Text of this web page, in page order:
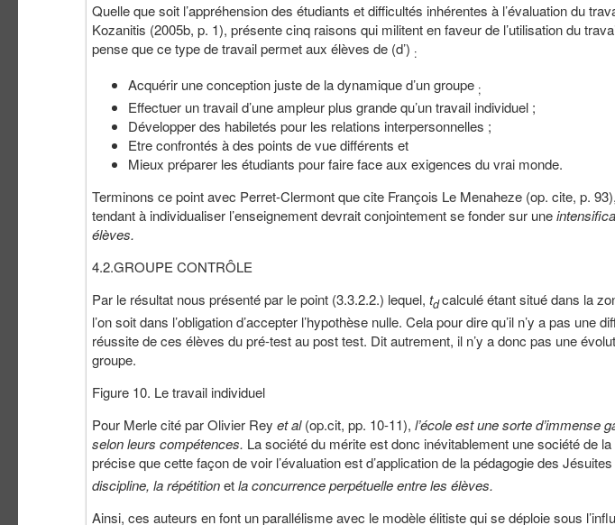
Quelle que soit l’appréhension des étudiants et difficultés inhérentes à l’évaluation du
Kozanitis (2005b, p. 1), présente cinq raisons qui militent en faveur de l’utilisation du
pense que ce type de travail permet aux élèves de (d’) :
Acquérir une conception juste de la dynamique d’un groupe ;
Effectuer un travail d’une ampleur plus grande qu’un travail individuel ;
Développer des habiletés pour les relations interpersonnelles ;
Etre confrontés à des points de vue différents et
Mieux préparer les étudiants pour faire face aux exigences du vrai monde.
Terminons ce point avec Perret-Clermont que cite François Le Menaheze (op. cite, p.
tendant à individualiser l’enseignement devrait conjointement se fonder sur une
élèves.
4.2.GROUPE CONTRÔLE
Par le résultat nous présenté par le point (3.3.2.2.) lequel, tdcalculé étant situé dans la
l’on soit dans l’obligation d’accepter l’hypothèse nulle. Cela pour dire qu’il n’y a pas
réussite de ces élèves du pré-test au post test. Dit autrement, il n’y a donc pas une
groupe.
Figure 10. Le travail individuel
Pour Merle cité par Olivier Rey et al(op.cit, pp. 10-11), l’école est une sorte d’immense
selon leurs compétences. La société du mérite est donc inévitablement une société de
précise que cette façon de voir l’évaluation est d’application de la pédagogie des Jésuites
discipline, la répétitionetla concurrence perpétuelle entre les élèves.
Ainsi, ces auteurs en font un parallélisme avec le modèle élitiste qui se déploie sous